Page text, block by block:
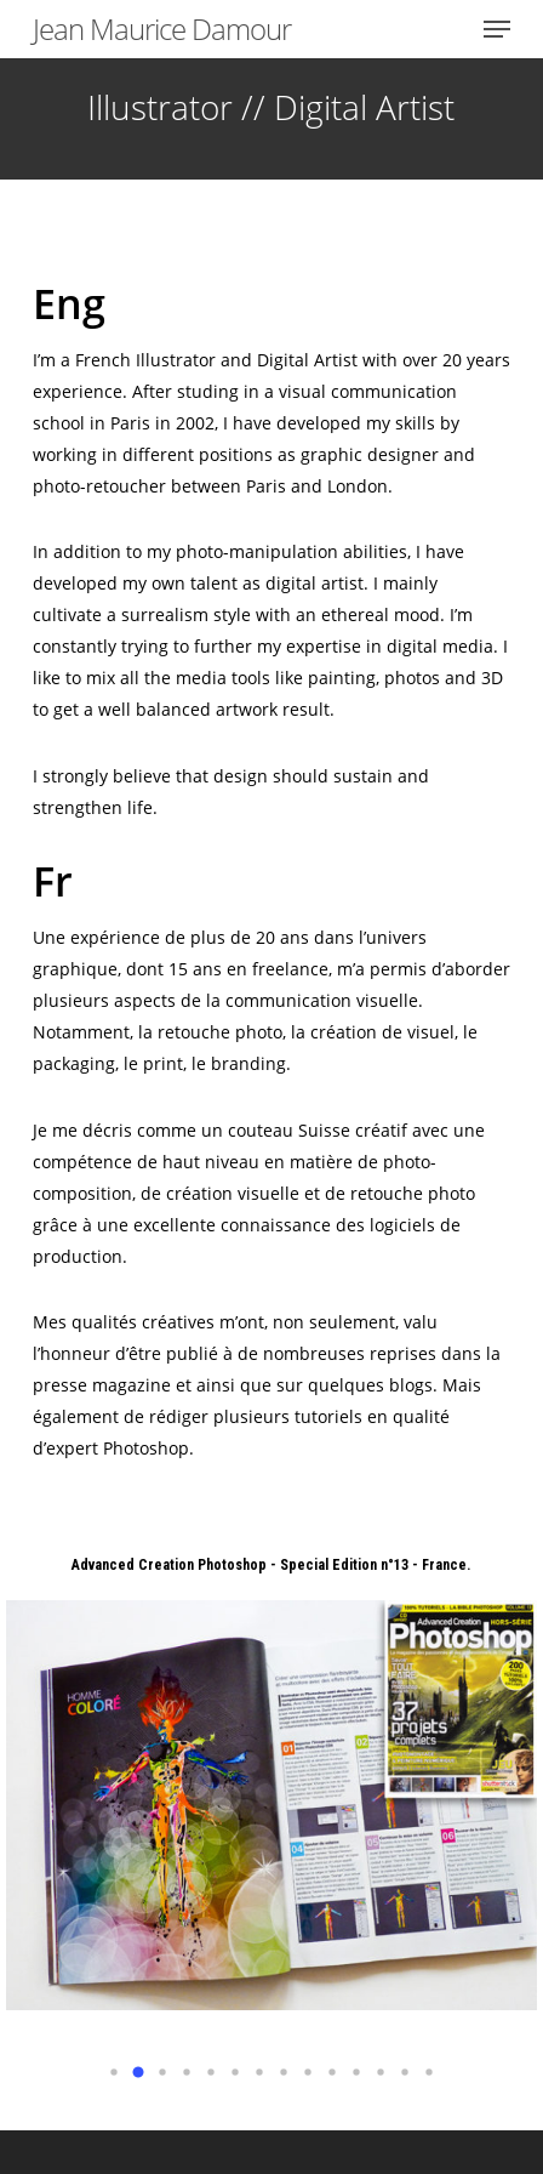
Jean Maurice Damour Menu
Illustrator // Digital Artist
Eng
I’m a French Illustrator and Digital Artist with over 20 years
experience. After studing in a visual communication
school in Paris in 2002, I have developed my skills by
working in different positions as graphic designer and
photo-retoucher between Paris and London.
In addition to my photo-manipulation abilities, I have
developed my own talent as digital artist. I mainly
cultivate a surrealism style with an ethereal mood. I’m
constantly trying to further my expertise in digital media. I
like to mix all the media tools like painting, photos and 3D
to get a well balanced artwork result.
I strongly believe that design should sustain and
strengthen life.
Fr
Une expérience de plus de 20 ans dans l’univers
graphique, dont 15 ans en freelance, m’a permis d’aborder
plusieurs aspects de la communication visuelle.
Notamment, la retouche photo, la création de visuel, le
packaging, le print, le branding.
Je me décris comme un couteau Suisse créatif avec une
compétence de haut niveau en matière de photo-
composition, de création visuelle et de retouche photo
grâce à une excellente connaissance des logiciels de
production.
Mes qualités créatives m’ont, non seulement, valu
l’honneur d’être publié à de nombreuses reprises dans la
presse magazine et ainsi que sur quelques blogs. Mais
également de rédiger plusieurs tutoriels en qualité
d’expert Photoshop.
- France. Advanced Creation Photoshop - Special Edition